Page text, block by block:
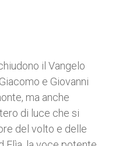
il Vangelo
e Giovanni
ma anche
di luce che si
del volto e delle